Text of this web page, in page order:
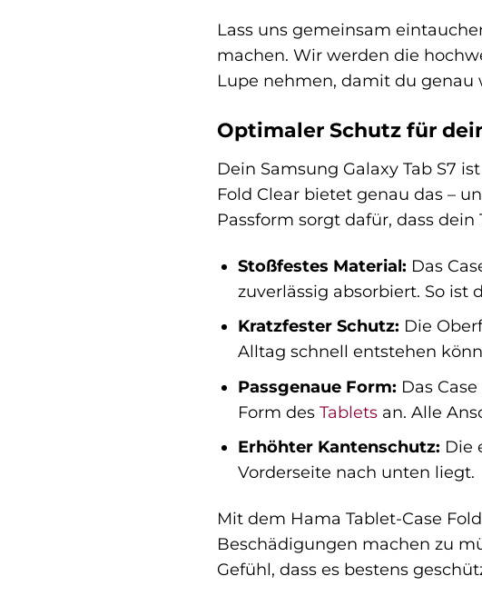
Lass uns gemeinsam
machen. Wir werden die
Lupe nehmen, damit du genau
Optimaler Schutz für
Dein Samsung Galaxy Tab S7
Fold Clear bietet genau das –
Passform sorgt dafür, dass
Stoßfestes Material: Das
zuverlässig absorbiert. So ist
Kratzfester Schutz: Die
Alltag schnell entstehen
Passgenaue Form: Das
Form des Tabletsan. Alle
Erhöhter Kantenschutz: Die
Vorderseite nach unten liegt.
Mit dem Hama Tablet-Case
Beschädigungen machen zu
Gefühl, dass es bestens